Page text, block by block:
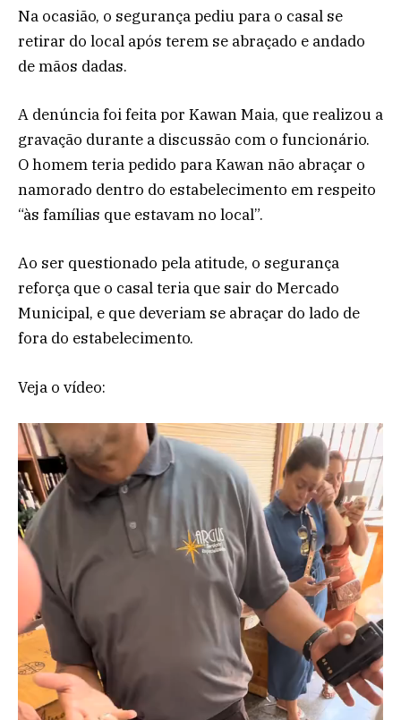
Na ocasião, o segurança pediu para o casal se
retirar do local após terem se abraçado e andado
de mãos dadas.
A denúncia foi feita por Kawan Maia, que realizou a
gravação durante a discussão com o funcionário.
O homem teria pedido para Kawan não abraçar o
namorado dentro do estabelecimento em respeito
“às famílias que estavam no local”.
Ao ser questionado pela atitude, o segurança
reforça que o casal teria que sair do Mercado
Municipal, e que deveriam se abraçar do lado de
fora do estabelecimento.
Veja o vídeo: